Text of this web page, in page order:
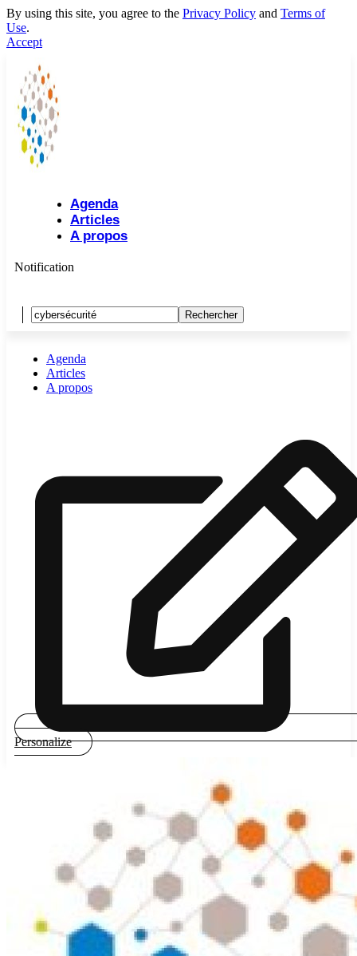
By using this site, you agree to the Privacy Policy and Terms of
Use.
Accept
Agenda
Articles
A propos
Notification
Agenda
Articles
A propos
Personalize